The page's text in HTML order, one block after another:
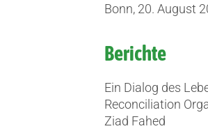
Bonn, 20. August
Berichte
Ein Dialog des
Reconciliation
Ziad Fahed